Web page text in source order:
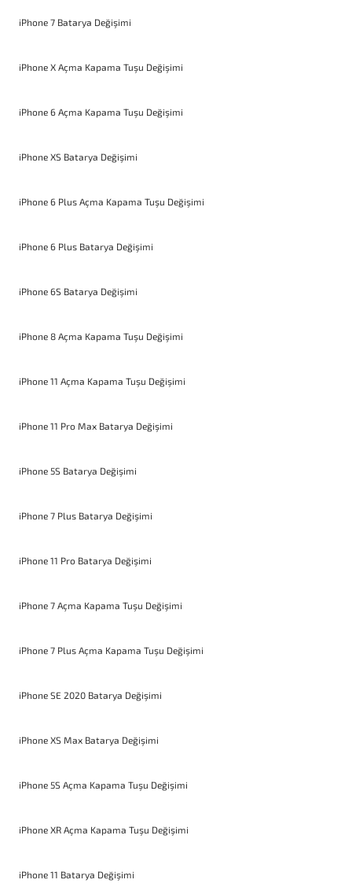
iPhone 7 Batarya Değişimi
iPhone X Açma Kapama Tuşu Değişimi
iPhone 6 Açma Kapama Tuşu Değişimi
iPhone XS Batarya Değişimi
iPhone 6 Plus Açma Kapama Tuşu Değişimi
iPhone 6 Plus Batarya Değişimi
iPhone 6S Batarya Değişimi
iPhone 8 Açma Kapama Tuşu Değişimi
iPhone 11 Açma Kapama Tuşu Değişimi
iPhone 11 Pro Max Batarya Değişimi
iPhone 5S Batarya Değişimi
iPhone 7 Plus Batarya Değişimi
iPhone 11 Pro Batarya Değişimi
iPhone 7 Açma Kapama Tuşu Değişimi
iPhone 7 Plus Açma Kapama Tuşu Değişimi
iPhone SE 2020 Batarya Değişimi
iPhone XS Max Batarya Değişimi
iPhone 5S Açma Kapama Tuşu Değişimi
iPhone XR Açma Kapama Tuşu Değişimi
iPhone 11 Batarya Değişimi